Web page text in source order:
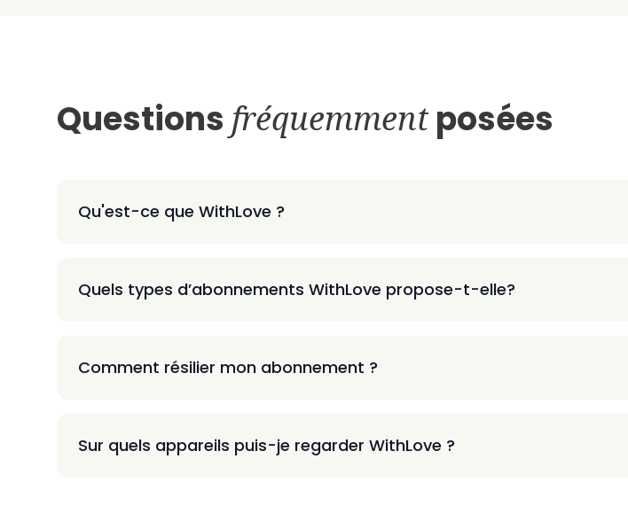
Questions fréquemmentposées
Qu'est-ce que WithLove ?
Quels types d’abonnements WithLove propose-t-elle?
Comment résilier mon abonnement ?
Sur quels appareils puis-je regarder WithLove ?